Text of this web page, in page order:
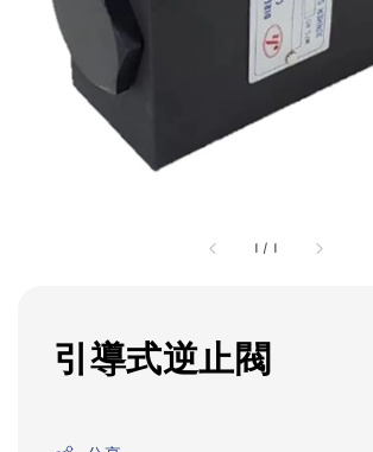
1 / 1
引導式逆止閥